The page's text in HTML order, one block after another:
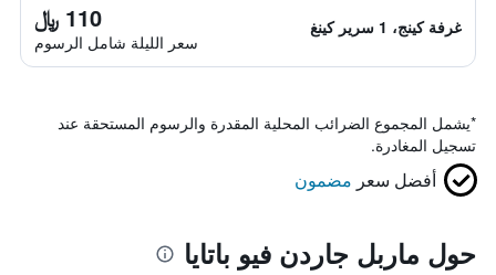
غرفة كينج، 1 سرير كينغ 110 ﷼
سعر الليلة شامل الرسوم
*يشمل المجموع الضرائب المحلية المقدرة والرسوم المستحقة عند
تسجيل المغادرة.
أفضل سعر مضمون
حول ماربل جاردن فيو باتايا